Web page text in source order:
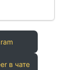
в чате